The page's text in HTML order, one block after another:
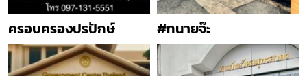
ครอบครองปรปักษ์ #ทนายจ๊ะ